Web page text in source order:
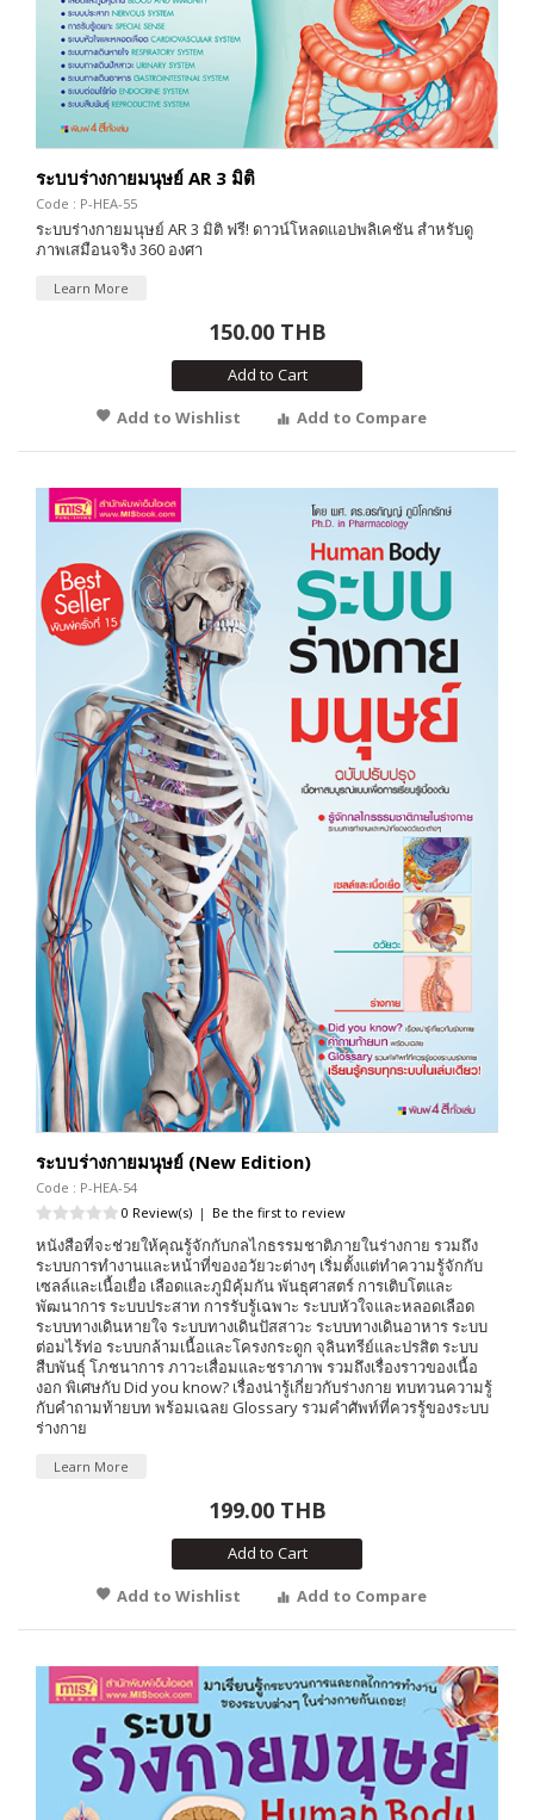
ระบบร่างกายมนุษย์ AR 3 มิติ
Code : P-HEA-55
ระบบร่างกายมนุษย์ AR 3 มิติ ฟรี! ดาวน์โหลดแอปพลิเคชัน สำหรับดู
ภาพเสมือนจริง 360 องศา
Learn More
150.00 THB
Add to Cart
Add to Wishlist
Add to Compare
ระบบร่างกายมนุษย์ (New Edition)
Code : P-HEA-54
0 Review(s) | Be the first to review
หนังสือที่จะช่วยให้คุณรู้จักกับกลไกธรรมชาติภายในร่างกาย รวมถึง
ระบบการทำงานและหน้าที่ของอวัยวะต่างๆ เริ่มตั้งแต่ทำความรู้จักกับ
เซลล์และเนื้อเยื่อ เลือดและภูมิคุ้มกัน พันธุศาสตร์ การเติบโตและ
พัฒนาการ ระบบประสาท การรับรู้เฉพาะ ระบบหัวใจและหลอดเลือด
ระบบทางเดินหายใจ ระบบทางเดินปัสสาวะ ระบบทางเดินอาหาร ระบบ
ต่อมไร้ท่อ ระบบกล้ามเนื้อและโครงกระดูก จุลินทรีย์และปรสิต ระบบ
สืบพันธุ์ โภชนาการ ภาวะเสื่อมและชราภาพ รวมถึงเรื่องราวของเนื้อ
งอก พิเศษกับ Did you know? เรื่องน่ารู้เกี่ยวกับร่างกาย ทบทวนความรู้
กับคำถามท้ายบท พร้อมเฉลย Glossary รวมคำศัพท์ที่ควรรู้ของระบบ
ร่างกาย
Learn More
199.00 THB
Add to Cart
Add to Wishlist
Add to Compare